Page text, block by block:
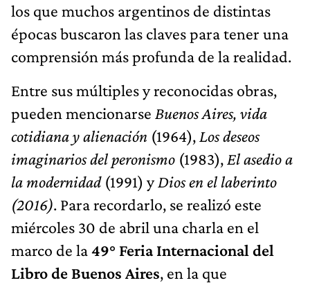
los que muchos argentinos de distintas
épocas buscaron las claves para tener una
comprensión más profunda de la realidad.
Entre sus múltiples y reconocidas obras,
pueden mencionarse Buenos Aires, vida
cotidiana y alienación (1964), Los deseos
imaginarios del peronismo (1983), El asedio a
la modernidad (1991) yDios en el laberinto
(2016). Para recordarlo, se realizó este
miércoles 30 de abril una charla en el
marco de la49° Feria Internacional del
Libro de Buenos Aires, en la que